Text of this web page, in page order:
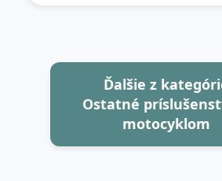
Ďalšie z
Ostatné
motocyklom